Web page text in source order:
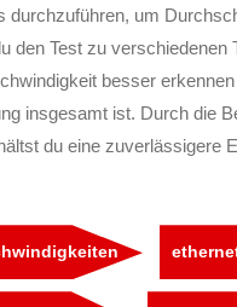
um
den Test zu verschiedenen
besser
insgesamt ist. Durch die
du eine zuverlässigere